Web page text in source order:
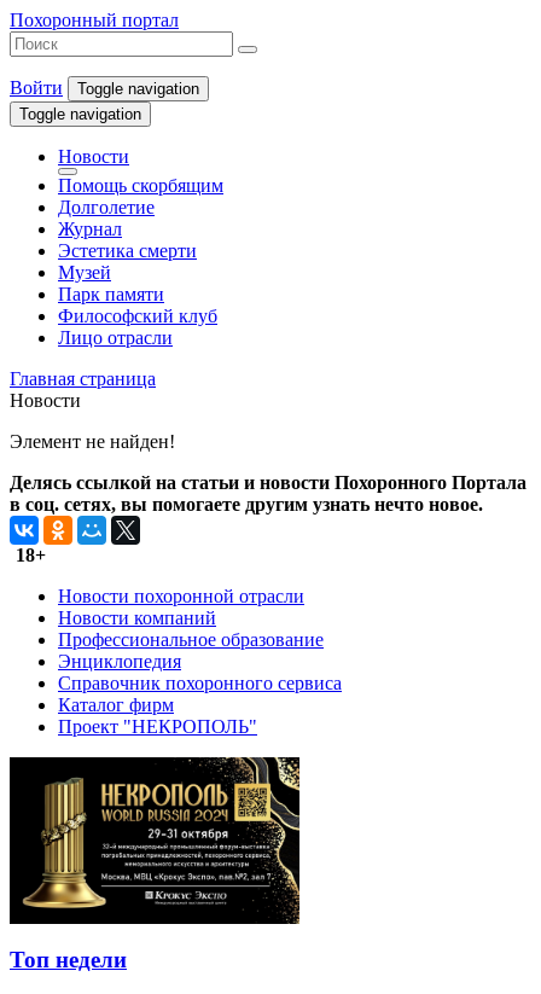
Похоронный портал
Войти
Toggle navigation
Toggle navigation
Новости
Помощь скорбящим
Долголетие
Журнал
Эстетика смерти
Музей
Парк памяти
Философский клуб
Лицо отрасли
Главная страница
Новости
Элемент не найден!
Делясь ссылкой на статьи и новости Похоронного Портала
в соц. сетях, вы помогаете другим узнать нечто новое.
18+
Новости похоронной отрасли
Новости компаний
Профессиональное образование
Энциклопедия
Справочник похоронного сервиса
Каталог фирм
Проект "НЕКРОПОЛЬ"
Топ недели